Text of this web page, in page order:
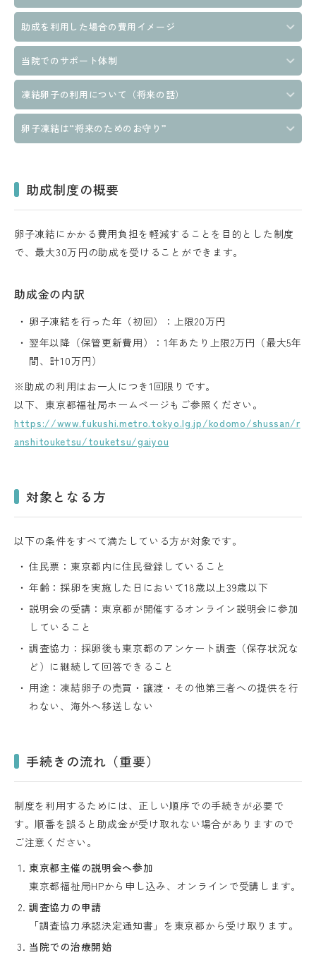
助成を利用した場合の費用イメージ
当院でのサポート体制
凍結卵子の利用について（将来の話）
卵子凍結は“将来のためのお守り”
助成制度の概要
卵子凍結にかかる費用負担を軽減することを目的とした制度
で、最大30万円の助成を受けることができます。
助成金の内訳
卵子凍結を行った年（初回）：上限20万円
翌年以降（保管更新費用）：1年あたり上限2万円（最大5年
間、計10万円）
※助成の利用はお一人につき1回限りです。
以下、東京都福祉局ホームページもご参照ください。
https://www.fukushi.metro.tokyo.lg.jp/kodomo/shussan/r
anshitouketsu/touketsu/gaiyou
対象となる方
以下の条件をすべて満たしている方が対象です。
住民票：東京都内に住民登録していること
年齢：採卵を実施した日において18歳以上39歳以下
説明会の受講：東京都が開催するオンライン説明会に参加
していること
調査協力：採卵後も東京都のアンケート調査（保存状況な
ど）に継続して回答できること
用途：凍結卵子の売買・譲渡・その他第三者への提供を行
わない、海外へ移送しない
手続きの流れ（重要）
制度を利用するためには、正しい順序での手続きが必要で
す。 順番を誤ると助成金が受け取れない場合がありますので
ご注意ください。
東京都主催の説明会へ参加
東京都福祉局HPから申し込み、オンラインで受講します。
調査協力の申請
「調査協力承認決定通知書」を東京都から受け取ります。
当院での治療開始